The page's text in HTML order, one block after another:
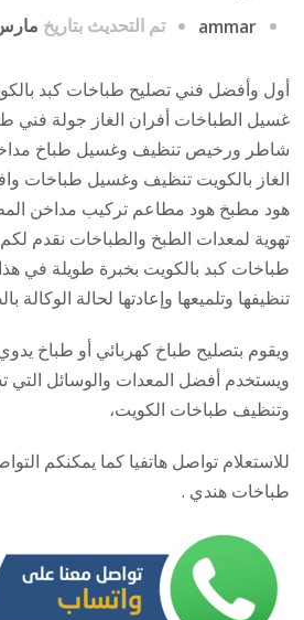
ammar تم التحديث بتاريخ مارس 16,
أول وأفضل فني تصليح طباخات كبد
غسيل الطباخات أفران الغاز جولة فني
شاطر ورخيص تنظيف وغسيل طباخ
الغاز بالكويت تنظيف وغسيل طباخات
هود مطبخ هود مطاعم تركيب مداخن
تهوية لمعدات الطبخ والطباخات نقدم
طباخات كبد بالكويت بخبرة طويلة في
تنظيفها وتلميعها وإعادتها لحالة الوكالة
ويقوم بتصليح طباخ كهربائي أو طباخ
ويستخدم أفضل المعدات والوسائل التي
وتنظيف طباخات الكويت،
للاستعلام تواصل هاتفيا كما يمكنكم
طباخات هندي .